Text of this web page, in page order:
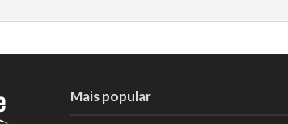
Mais popular